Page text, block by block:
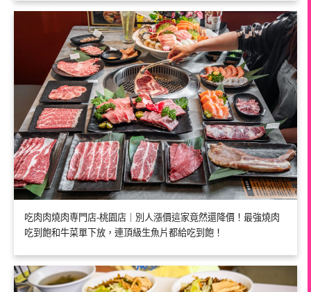
吃肉肉燒肉専門店-桃園店｜別人漲價這家竟然還降價！最強燒肉
吃到飽和牛菜單下放，連頂級生魚片都給吃到飽！